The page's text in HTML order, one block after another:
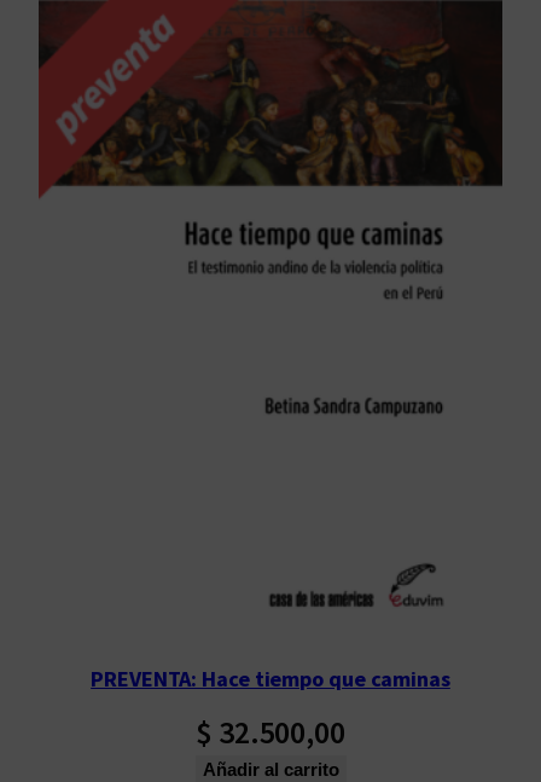
PREVENTA: Hace tiempo que caminas
$ 32.500,00
Añadir al carrito